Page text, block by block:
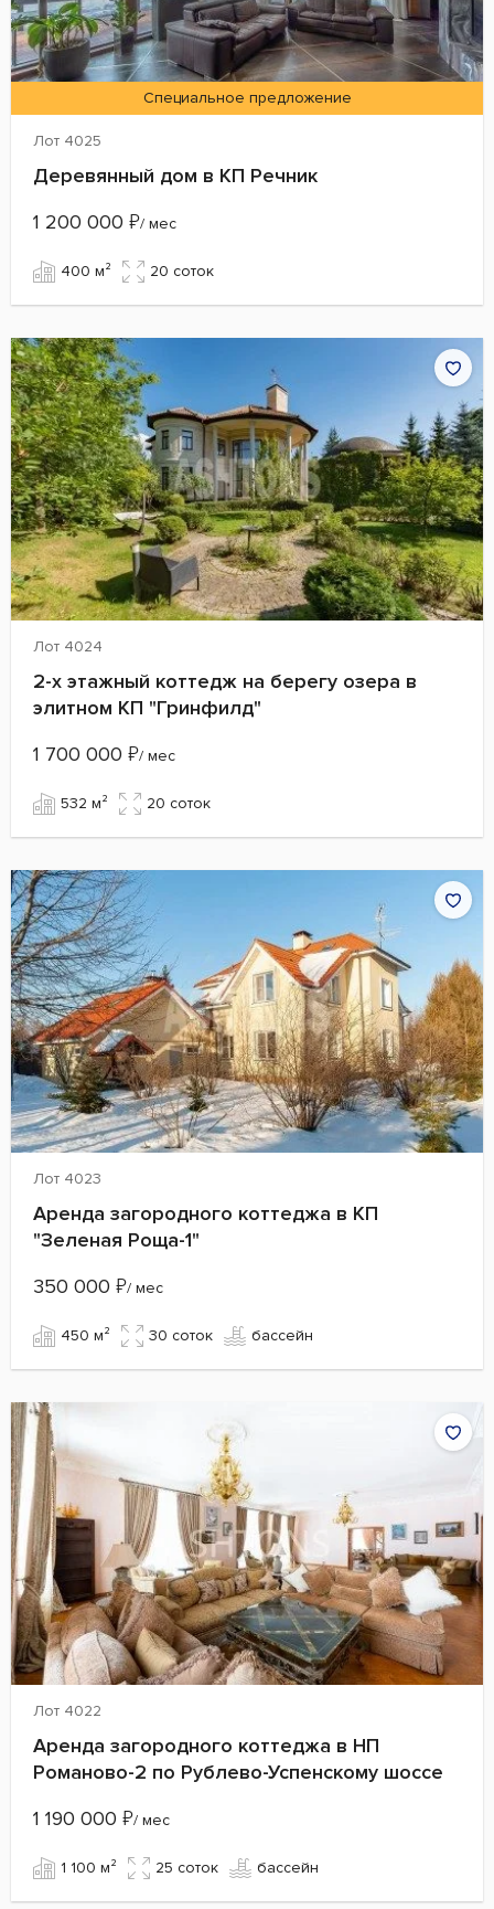
Специальное предложение
Лот 4025
Деревянный дом в КП Речник
1 200 000 ₽/ мес
400 м² 20 cоток
Лот 4024
2-х этажный коттедж на берегу озера в
элитном КП "Гринфилд"
1 700 000 ₽/ мес
532 м² 20 cоток
Лот 4023
Аренда загородного коттеджа в КП
"Зеленая Роща-1"
350 000 ₽/ мес
450 м² 30 cоток бассейн
Лот 4022
Аренда загородного коттеджа в НП
Романово-2 по Рублево-Успенскому шоссе
1 190 000 ₽/ мес
1 100 м² 25 cоток бассейн